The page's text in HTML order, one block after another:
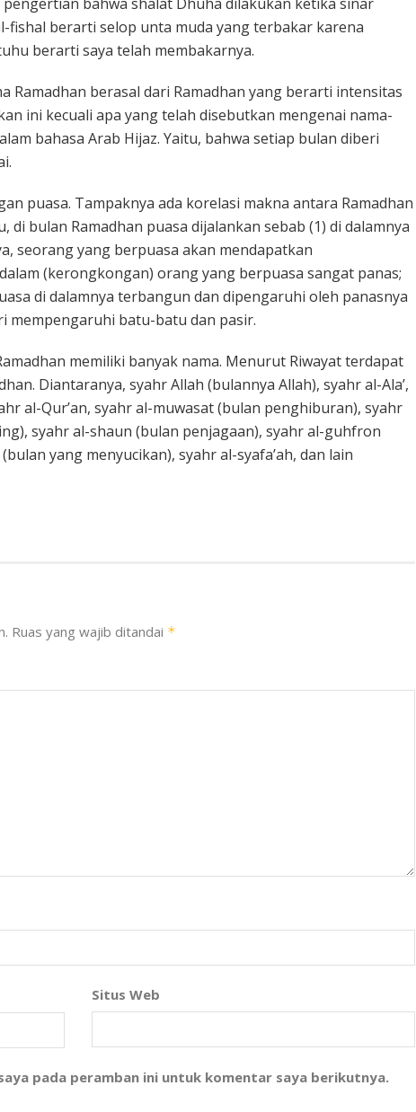
fishal berarti selop unta muda yang terbakar karena
berarti saya telah membakarnya.
Ramadhan berasal dari Ramadhan yang berarti intensitas
ini kecuali apa yang telah disebutkan mengenai nama-
bahasa Arab Hijaz. Yaitu, bahwa setiap bulan diberi
puasa. Tampaknya ada korelasi makna antara Ramadhan
di bulan Ramadhan puasa dijalankan sebab (1) di dalamnya
seorang yang berpuasa akan mendapatkan
(kerongkongan) orang yang berpuasa sangat panas;
di dalamnya terbangun dan dipengaruhi oleh panasnya
mempengaruhi batu-batu dan pasir.
memiliki banyak nama. Menurut Riwayat terdapat
Diantaranya, syahr Allah (bulannya Allah), syahr al-Ala’,
al-Qur’an, syahr al-muwasat (bulan penghiburan), syahr
syahr al-shaun (bulan penjagaan), syahr al-guhfron
yang menyucikan), syahr al-syafa’ah, dan lain
Ruas yang wajib ditandai *
Situs Web
pada peramban ini untuk komentar saya berikutnya.